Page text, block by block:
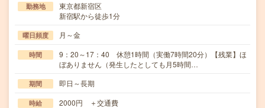
勤務地
東京都新宿区
新宿駅から徒歩1分
曜日頻度 月～金
時間
9：20～17：40 休憩1時間（実働7時間20分）【残業】ほ
ぼありません（発生したとしても月5時間…
期間 即日～長期
時給 2000円 ＋交通費